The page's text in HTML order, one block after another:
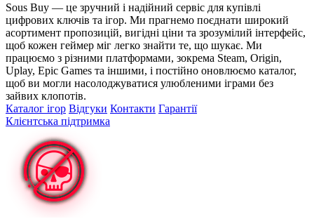
Sous Buy — це зручний і надійний сервіс для купівлі
цифрових ключів та ігор. Ми прагнемо поєднати широкий
асортимент пропозицій, вигідні ціни та зрозумілий інтерфейс,
щоб кожен геймер міг легко знайти те, що шукає. Ми
працюємо з різними платформами, зокрема Steam, Origin,
Uplay, Epic Games та іншими, і постійно оновлюємо каталог,
щоб ви могли насолоджуватися улюбленими іграми без
зайвих клопотів.
Каталог ігор Відгуки Контакти Гарантії
Клієнтська підтримка